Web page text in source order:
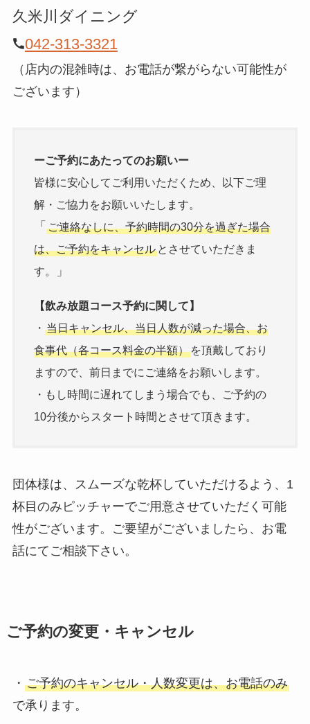
久米川ダイニング
042-313-3321
（店内の混雑時は、お電話が繋がらない可能性が
ございます）
ーご予約にあたってのお願いー
皆様に安心してご利用いただくため、以下ご理
解・ご協力をお願いいたします。
「 ご連絡なしに、予約時間の30分を過ぎた場合
は、ご予約をキャンセルとさせていただきま
す。
」
【飲み放題コース予約に関して】
・ 当日キャンセル、当日人数が減った場合、お
食事代（各コース料金の半額）を頂戴しており
ますので、前日までにご連絡をお願いします。
・もし時間に遅れてしまう場合でも、ご予約の
10分後からスタート時間とさせて頂きます。
団体様は、スムーズな乾杯していただけるよう、1
杯目のみピッチャーでご用意させていただく可能
性がございます。ご要望がございましたら、お電
話にてご相談下さい。
ご予約の変更・キャンセル
・ ご予約のキャンセル・人数変更は、お電話のみ
で承ります。